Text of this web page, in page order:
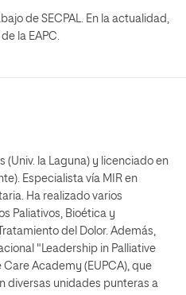
de SECPAL. En la actualidad,
la EAPC.
(Univ. la Laguna) y licenciado en
Especialista vía MIR en
Ha realizado varios
Paliativos, Bioética y
del Dolor. Además,
"Leadership in Palliative
Academy (EUPCA), que
diversas unidades punteras a